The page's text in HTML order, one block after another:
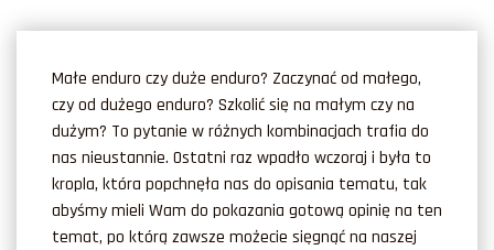
Małe enduro czy duże enduro? Zaczynać od małego,
czy od dużego enduro? Szkolić się na małym czy na
dużym? To pytanie w różnych kombinacjach trafia do
nas nieustannie. Ostatni raz wpadło wczoraj i była to
kropla, która popchnęła nas do opisania tematu, tak
abyśmy mieli Wam do pokazania gotową opinię na ten
temat, po którą zawsze możecie sięgnąć na naszej